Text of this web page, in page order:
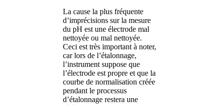
La cause la plus fréquente
d’imprécisions sur la mesure
du pH est une électrode mal
nettoyée ou mal nettoyée.
Ceci est très important à noter,
car lors de l’étalonnage,
l’instrument suppose que
l’électrode est propre et que la
courbe de normalisation créée
pendant le processus
d’étalonnage restera une